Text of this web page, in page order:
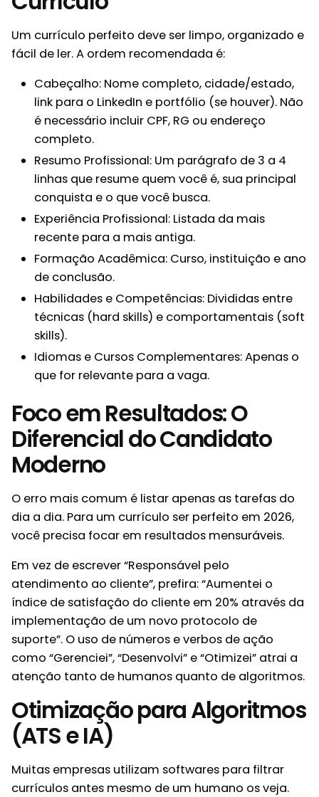
Um currículo perfeito deve ser limpo, organizado e
fácil de ler. A ordem recomendada é:
Cabeçalho: Nome completo, cidade/estado,
link para o LinkedIn e portfólio (se houver). Não
é necessário incluir CPF, RG ou endereço
completo.
Resumo Profissional: Um parágrafo de 3 a 4
linhas que resume quem você é, sua principal
conquista e o que você busca.
Experiência Profissional: Listada da mais
recente para a mais antiga.
Formação Acadêmica: Curso, instituição e ano
de conclusão.
Habilidades e Competências: Divididas entre
técnicas (hard skills) e comportamentais (soft
skills).
Idiomas e Cursos Complementares: Apenas o
que for relevante para a vaga.
Foco em Resultados: O
Diferencial do Candidato
Moderno
O erro mais comum é listar apenas as tarefas do
dia a dia. Para um currículo ser perfeito em 2026,
você precisa focar em resultados mensuráveis.
Em vez de escrever “Responsável pelo
atendimento ao cliente”, prefira: “Aumentei o
índice de satisfação do cliente em 20% através da
implementação de um novo protocolo de
suporte”. O uso de números e verbos de ação
como “Gerenciei”, “Desenvolvi” e “Otimizei” atrai a
atenção tanto de humanos quanto de algoritmos.
Otimização para Algoritmos
(ATS e IA)
Muitas empresas utilizam softwares para filtrar
currículos antes mesmo de um humano os veja.